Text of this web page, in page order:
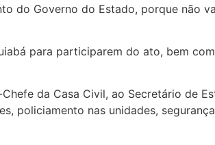
do Governo do Estado, porque não
para participarem do ato, bem
da Casa Civil, ao Secretário de
policiamento nas unidades,